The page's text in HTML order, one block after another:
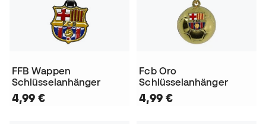
FFB Wappen
Schlüsselanhänger
4,99 €
Fcb Oro
Schlüsselanhänger
4,99 €